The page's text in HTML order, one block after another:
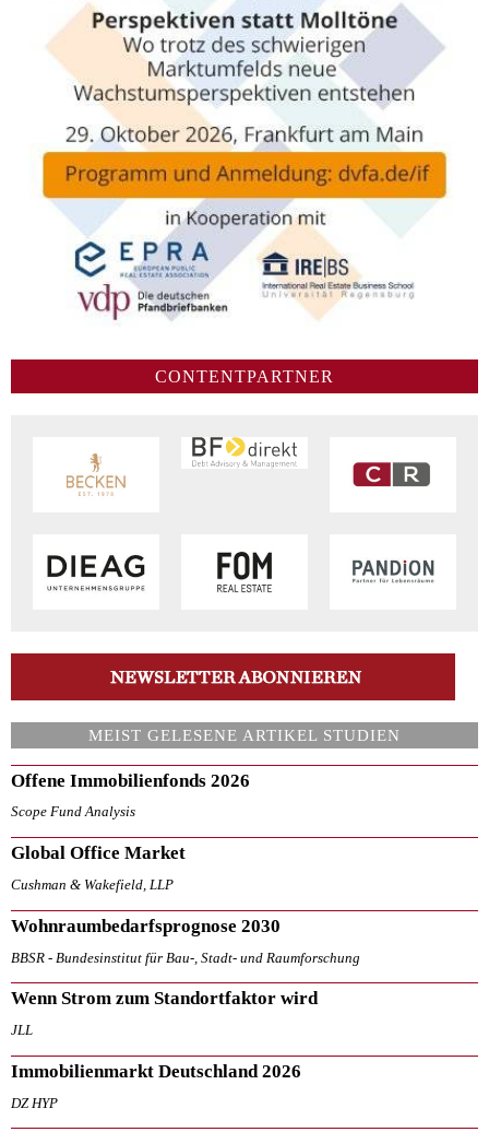
CONTENTPARTNER
MEIST GELESENE ARTIKEL STUDIEN
Offene Immobilienfonds 2026
Scope Fund Analysis
Global Office Market
Cushman & Wakefield, LLP
Wohnraumbedarfsprognose 2030
BBSR - Bundesinstitut für Bau-, Stadt- und Raumforschung
Wenn Strom zum Standortfaktor wird
JLL
Immobilienmarkt Deutschland 2026
DZ HYP